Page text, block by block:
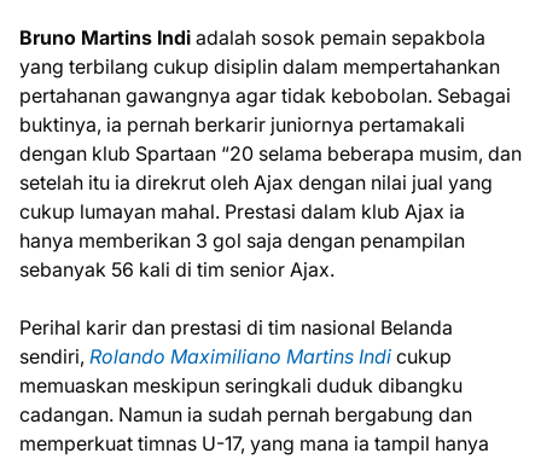
Bruno Martins Indi adalah sosok pemain sepakbola
yang terbilang cukup disiplin dalam mempertahankan
pertahanan gawangnya agar tidak kebobolan. Sebagai
buktinya, ia pernah berkarir juniornya pertamakali
dengan klub Spartaan “20 selama beberapa musim, dan
setelah itu ia direkrut oleh Ajax dengan nilai jual yang
cukup lumayan mahal. Prestasi dalam klub Ajax ia
hanya memberikan 3 gol saja dengan penampilan
sebanyak 56 kali di tim senior Ajax.
Perihal karir dan prestasi di tim nasional Belanda
sendiri, Rolando Maximiliano Martins Indi cukup
memuaskan meskipun seringkali duduk dibangku
cadangan. Namun ia sudah pernah bergabung dan
memperkuat timnas U-17, yang mana ia tampil hanya